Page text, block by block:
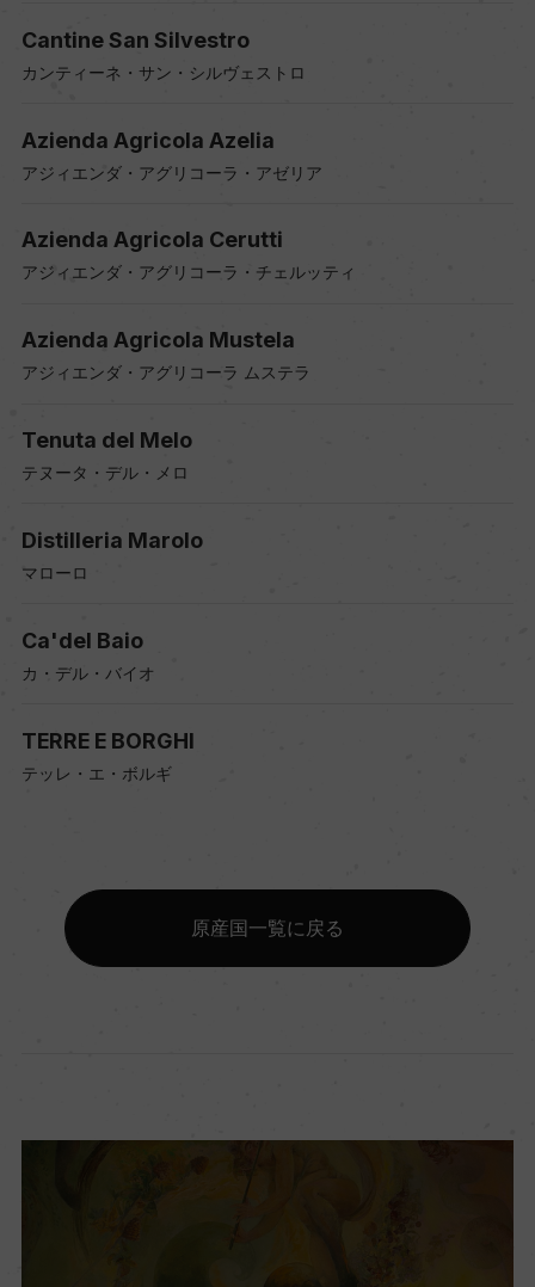
Cantine San Silvestro
カンティーネ・サン・シルヴェストロ
Azienda Agricola Azelia
アジィエンダ・アグリコーラ・アゼリア
Azienda Agricola Cerutti
アジィエンダ・アグリコーラ・チェルッティ
Azienda Agricola Mustela
アジィエンダ・アグリコーラ ムステラ
Tenuta del Melo
テヌータ・デル・メロ
Distilleria Marolo
マローロ
Ca'del Baio
カ・デル・バイオ
TERRE E BORGHI
テッレ・エ・ボルギ
原産国一覧に戻る